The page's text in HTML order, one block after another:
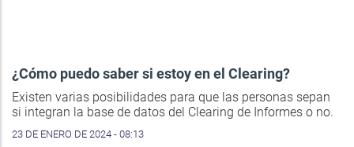
¿Cómo puedo saber si estoy en el Clearing?
Existen varias posibilidades para que las personas sepan
si integran la base de datos del Clearing de Informes o no.
23 DE ENERO DE 2024 - 08:13